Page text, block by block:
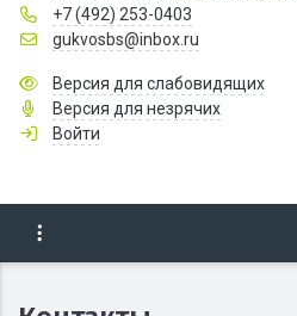
+7 (492) 253-0403
gukvosbs@inbox.ru
Версия для слабовидящих
Версия для незрячих
Войти